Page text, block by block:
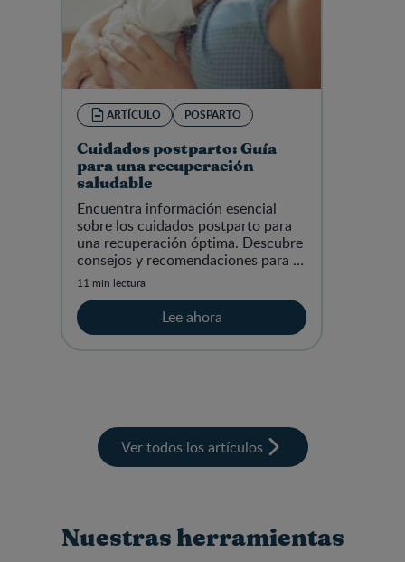
ARTÍCULO POSPARTO
Cuidados postparto: Guía
para una recuperación
saludable
Encuentra información esencial
sobre los cuidados postparto para
una recuperación óptima. Descubre
consejos y recomendaciones para tu
bienestar.
11 min lectura
Lee ahora
Ver todos los artículos
Nuestras herramientas